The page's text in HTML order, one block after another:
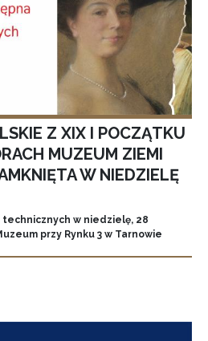
Z XIX I POCZĄTKU
MUZEUM ZIEMI
W NIEDZIELĘ
technicznych w niedzielę, 28
przy Rynku 3 w Tarnowie